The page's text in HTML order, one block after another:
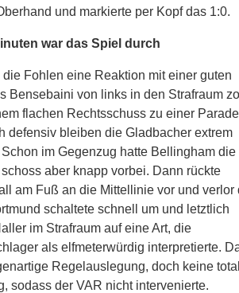
und markierte per Kopf das 1:0.
war das Spiel durch
die Fohlen eine Reaktion mit einer guten
Bensebaini von links in den Strafraum
flachen Rechtsschuss zu einer Parade
defensiv bleiben die Gladbacher extrem
im Gegenzug hatte Bellingham die
aber knapp vorbei. Dann rückte
am Fuß an die Mittellinie vor und verlor
schaltete schnell um und letztlich
im Strafraum auf eine Art, die
als elfmeterwürdig interpretierte.
Regelauslegung, doch keine
sodass der VAR nicht intervenierte.